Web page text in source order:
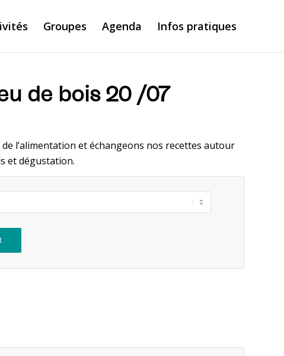
Groupes Agenda Infos pratiques
de bois 20 /07
l’alimentation et échangeons nos recettes autour
et dégustation.